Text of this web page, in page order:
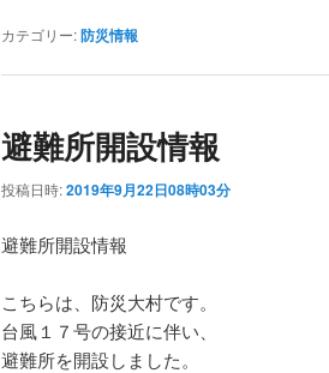
カテゴリー:防災情報
避難所開設情報
投稿日時:2019年9月22日08時03分
避難所開設情報
こちらは、防災大村です。
台風１７号の接近に伴い、
避難所を開設しました。